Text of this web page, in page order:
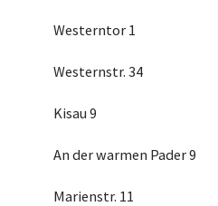
Westerntor 1
Westernstr. 34
Kisau 9
An der warmen Pader 9
Marienstr. 11